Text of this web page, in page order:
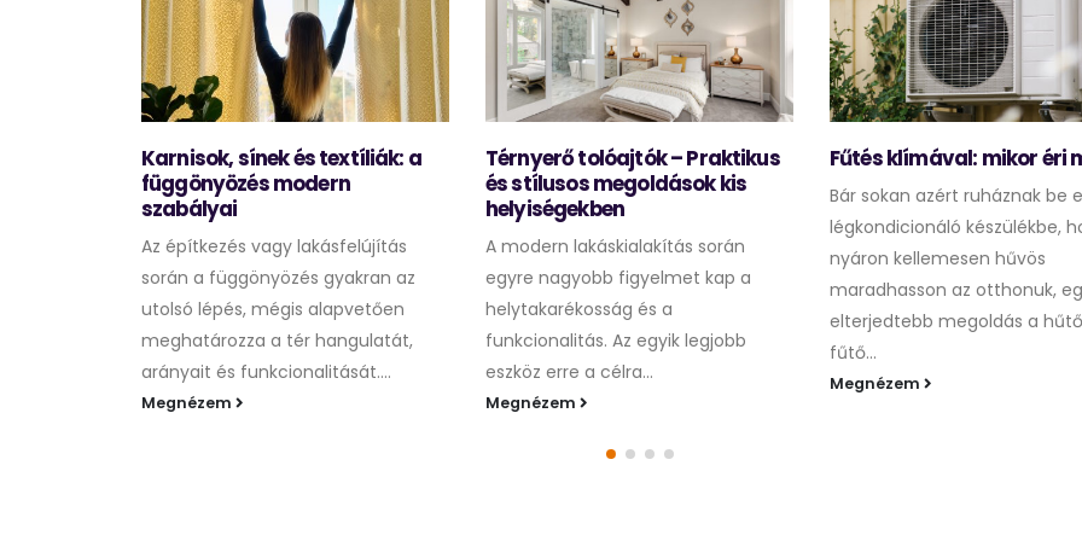
Karnisok, sínek és textíliák: a
függönyözés modern
szabályai
Az építkezés vagy lakásfelújítás
során a függönyözés gyakran az
utolsó lépés, mégis alapvetően
meghatározza a tér hangulatát,
arányait és funkcionalitását....
Megnézem
Térnyerő tolóajtók – Praktikus
és stílusos megoldások kis
helyiségekben
A modern lakáskialakítás során
egyre nagyobb figyelmet kap a
helytakarékosság és a
funkcionalitás. Az egyik legjobb
eszköz erre a célra...
Megnézem
Fűtés klímával: mikor éri
Bár sokan azért ruháznak be
légkondicionáló készülékbe,
nyáron kellemesen hűvös
maradhasson az otthonuk,
elterjedtebb megoldás a
fűtő...
Megnézem